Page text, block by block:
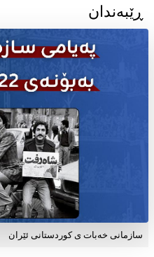
ڕێبەندان
سازمانی خەبات ی كوردستانی ئێران